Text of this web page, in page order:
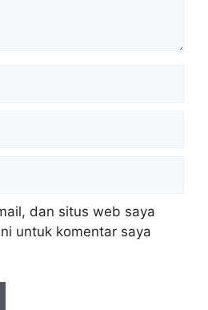
dan situs web saya
untuk komentar saya